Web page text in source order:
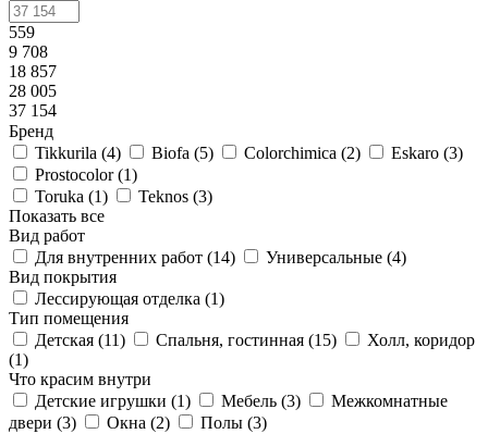
559
9 708
18 857
28 005
37 154
Бренд
Tikkurila (4) Biofa (5) Colorchimica (2) Eskaro (3)
Prostocolor (1)
Toruka (1) Teknos (3)
Показать все
Вид работ
Для внутренних работ (14) Универсальные (4)
Вид покрытия
Лессирующая отделка (1)
Тип помещения
Детская (11) Спальня, гостинная (15)
Холл, коридор
(1)
Что красим внутри
Детские игрушки (1) Мебель (3)
Межкомнатные
двери (3) Окна (2) Полы (3)